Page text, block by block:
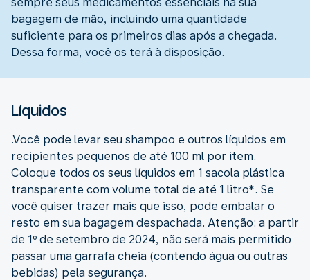
bagagem de mão, incluindo uma quantidade
suficiente para os primeiros dias após a chegada.
Dessa forma, você os terá à disposição.
Líquidos
.Você pode levar seu shampoo e outros líquidos em
recipientes pequenos de até 100 ml por item.
Coloque todos os seus líquidos em 1 sacola plástica
transparente com volume total de até 1 litro*. Se
você quiser trazer mais que isso, pode embalar o
resto em sua bagagem despachada. Atenção: a partir
de 1º de setembro de 2024, não será mais permitido
passar uma garrafa cheia (contendo água ou outras
bebidas) pela segurança.